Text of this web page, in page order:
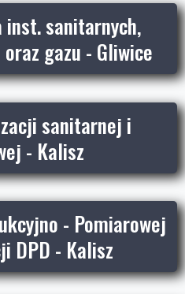
inst. sanitarnych,
gazu - Gliwice
sanitarnej i
- Kalisz
- Pomiarowej
DPD - Kalisz